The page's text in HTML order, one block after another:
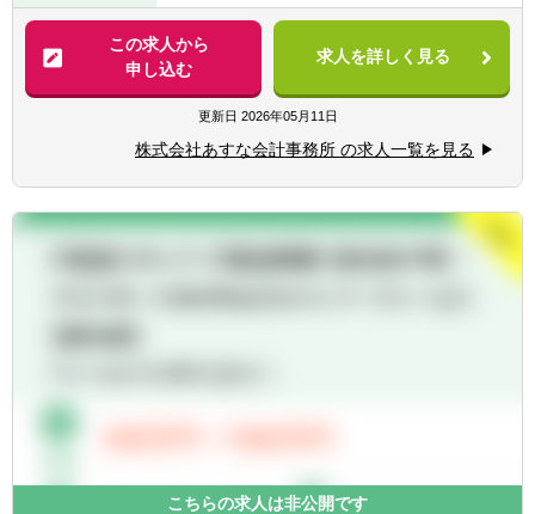
【歓迎スキル】
■英語力のある方
【求める人物像】
■税務コンサルに興味があり、人と接するこ
とが好きな方
■組織再編、連結納税、相続対策等に係る会
計税務コンサルティング業務（約10％）
■SPCに係る会計税務業務(約45％)
【具体的には】
■約20件程度の顧問先をお任せします。同社
のクライアント先は、月次決算を完璧に対応
できる企業様が多く、記帳代行業務は一切あ
りません。顧問先の経理担当者、財務責任者
などに対して、税務的な観点からチェック・
【クライアント】
■売上高規模:～数兆円
■税務:コンサル/1対1
この求人から
申し込む
求人を詳しく見る
更新日 2026年05月11日
株式会社あすな会計事務所 の求人一覧を見る
こちらの求人は非公開です